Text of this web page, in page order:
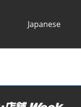
Japanese